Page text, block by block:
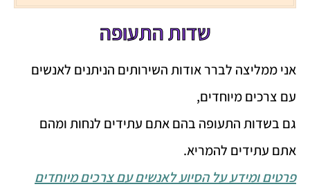
שדות התעופה
אני ממליצה לברר אודות השירותים הניתנים לאנשים
עם צרכים מיוחדים,
גם בשדות התעופה בהם אתם עתידים לנחות ומהם
אתם עתידים להמריא.
פרטים ומידע על הסיוע לאנשים עם צרכים מיוחדים